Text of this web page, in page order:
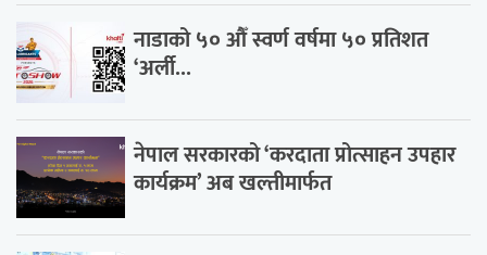
नाडाको ५० औँ स्वर्ण वर्षमा ५० प्रतिशत
‘अर्ली...
नेपाल सरकारको ‘करदाता प्रोत्साहन उपहार
कार्यक्रम’ अब खल्तीमार्फत